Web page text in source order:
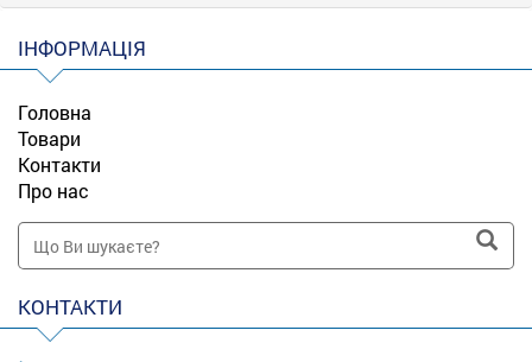
ІНФОРМАЦІЯ
Головна
Товари
Контакти
Про нас
КОНТАКТИ